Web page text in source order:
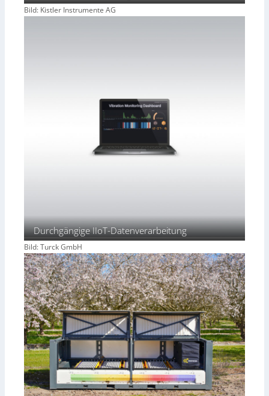
Bild: Kistler Instrumente AG
Durchgängige IIoT-Datenverarbeitung
Bild: Turck GmbH